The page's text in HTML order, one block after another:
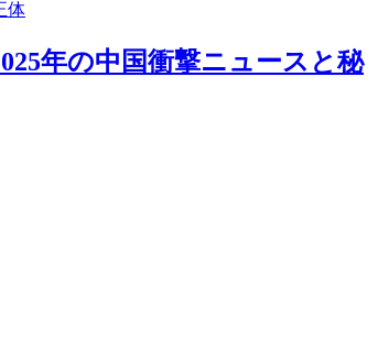
年の中国衝撃ニュースと秘